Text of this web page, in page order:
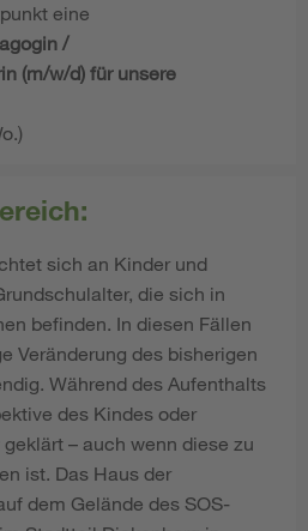
eine
/
(m/w/d) für unsere
sich an Kinder und
die sich in
befinden. In diesen Fällen
Veränderung des bisherigen
Während des Aufenthalts
des Kindes oder
– auch wenn diese zu
ist. Das Haus der
dem Gelände des SOS-